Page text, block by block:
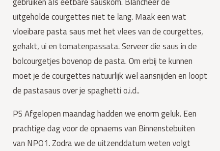
uitgeholde courgettes niet te lang. Maak een wat
vloeibare pasta saus met het vlees van de courgettes,
gehakt, ui en tomatenpassata. Serveer die saus in de
bolcourgetjes bovenop de pasta. Om erbij te kunnen
moet je de courgettes natuurlijk wel aansnijden en loopt
de pastasaus over je spaghetti o.i.d..
PS Afgelopen maandag hadden we enorm geluk. Een
prachtige dag voor de opnaems van Binnenstebuiten
van NPO1. Zodra we de uitzenddatum weten volgt